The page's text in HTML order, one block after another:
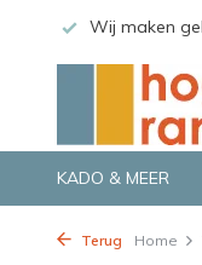
Wij maken
KADO & MEER
Terug Home